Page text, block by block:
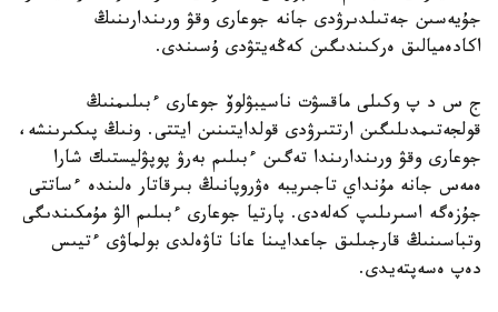
جۇيەسىن جەتىلدىرۋدى جانە جوعارى وقۋ ورىندارىنىڭ
اكادەميالىق ەركىندىگىن كەڭەيتۋدى ۇسىندى.
ج س د پ وكىلى ماقسۋت ناسيبۋلوۆ جوعارى ءبىلىمنىڭ
قولجەتىمدىلىگىن ارتتىرۋدى قولدايتىنىن ايتتى. ونىڭ پىكىرىنشە،
جوعارى وقۋ ورىندارىندا تەگىن ءبىلىم بەرۋ پوپۋليستىك شارا
ەمەس جانە مۇنداي تاجىريبە ەۋروپانىڭ بىرقاتار ەلىندە ءساتتى
جۇزەگە اسىرىلىپ كەلەدى. پارتيا جوعارى ءبىلىم الۋ مۇمكىندىگى
وتباسىنىڭ قارجىلىق جاعدايىنا عانا تاۋەلدى بولماۋى ءتيىس
دەپ ەسەپتەيدى.